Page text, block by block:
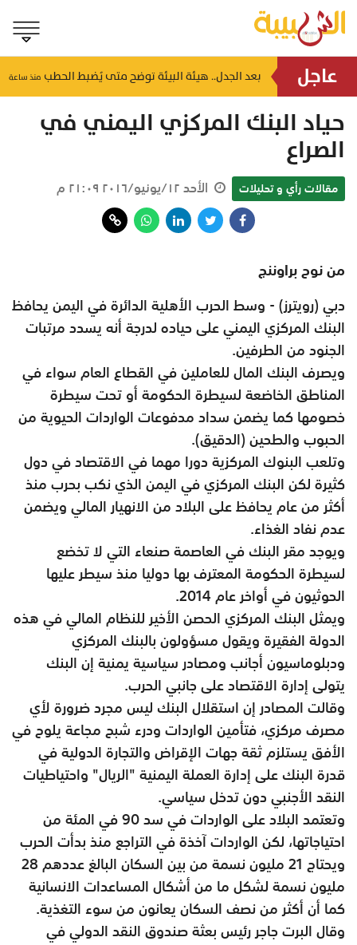
عاجل منذ ساعة
بعد الجدل.. هيئة البيئة توضح متى يُضبط الحطب منذ ساعة
حياد البنك المركزي اليمني في
الصراع
مقالات رأي و تحليلات الأحد ١٢/يونيو/٢٠١٦ ٢١:٠٩ م
من نوح براوننج
دبي (رويترز) - وسط الحرب الأهلية الدائرة في اليمن يحافظ
البنك المركزي اليمني على حياده لدرجة أنه يسدد مرتبات
الجنود من الطرفين.
ويصرف البنك المال للعاملين في القطاع العام سواء في
المناطق الخاضعة لسيطرة الحكومة أو تحت سيطرة
خصومها كما يضمن سداد مدفوعات الواردات الحيوية من
الحبوب والطحين (الدقيق).
وتلعب البنوك المركزية دورا مهما في الاقتصاد في دول
كثيرة لكن البنك المركزي في اليمن الذي نكب بحرب منذ
أكثر من عام يحافظ على البلاد من الانهيار المالي ويضمن
عدم نفاد الغذاء.
ويوجد مقر البنك في العاصمة صنعاء التي لا تخضع
لسيطرة الحكومة المعترف بها دوليا منذ سيطر عليها
الحوثيون في أواخر عام 2014.
ويمثل البنك المركزي الحصن الأخير للنظام المالي في هذه
الدولة الفقيرة ويقول مسؤولون بالبنك المركزي
ودبلوماسيون أجانب ومصادر سياسية يمنية إن البنك
يتولى إدارة الاقتصاد على جانبي الحرب.
وقالت المصادر إن استقلال البنك ليس مجرد ضرورة لأي
مصرف مركزي، فتأمين الواردات ودرء شبح مجاعة يلوح في
الأفق يستلزم ثقة جهات الإقراض والتجارة الدولية في
قدرة البنك على إدارة العملة اليمنية "الريال" واحتياطيات
النقد الأجنبي دون تدخل سياسي.
وتعتمد البلاد على الواردات في سد 90 في المئة من
احتياجاتها، لكن الواردات آخذة في التراجع منذ بدأت الحرب
ويحتاج 21 مليون نسمة من بين السكان البالغ عددهم 28
مليون نسمة لشكل ما من أشكال المساعدات الانسانية
كما أن أكثر من نصف السكان يعانون من سوء التغذية.
وقال البرت جاجر رئيس بعثة صندوق النقد الدولي في